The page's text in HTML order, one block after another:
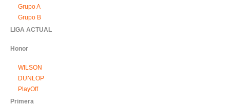
Grupo A
Grupo B
LIGA ACTUAL
Honor
WILSON
DUNLOP
PlayOff
Primera